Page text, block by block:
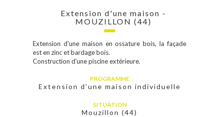
Extension d'une maison -
MOUZILLON (44)
Extension d'une maison en ossature bois, la façade
est en zinc et bardage bois.
Construction d'une piscine extérieure.
PROGRAMME
Extension d'une maison individuelle
SITUATION
Mouzillon (44)